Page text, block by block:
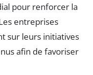
pour renforcer la
entreprises
sur leurs initiatives
afin de favoriser